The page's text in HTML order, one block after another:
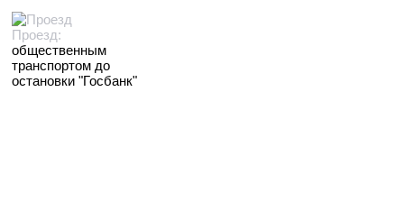
Проезд:
общественным
транспортом до
остановки "Госбанк"